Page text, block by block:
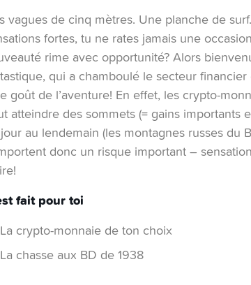
vagues de cinq mètres. Une planche de
fortes, tu ne rates jamais une
rime avec opportunité? Alors
qui a chamboulé le secteur
goût de l’aventure! En effet, les crypto-
atteindre des sommets (= gains importants
au lendemain (les montagnes russes du
donc un risque important –
fait pour toi
La crypto-monnaie de ton choix
La chasse aux BD de 1938